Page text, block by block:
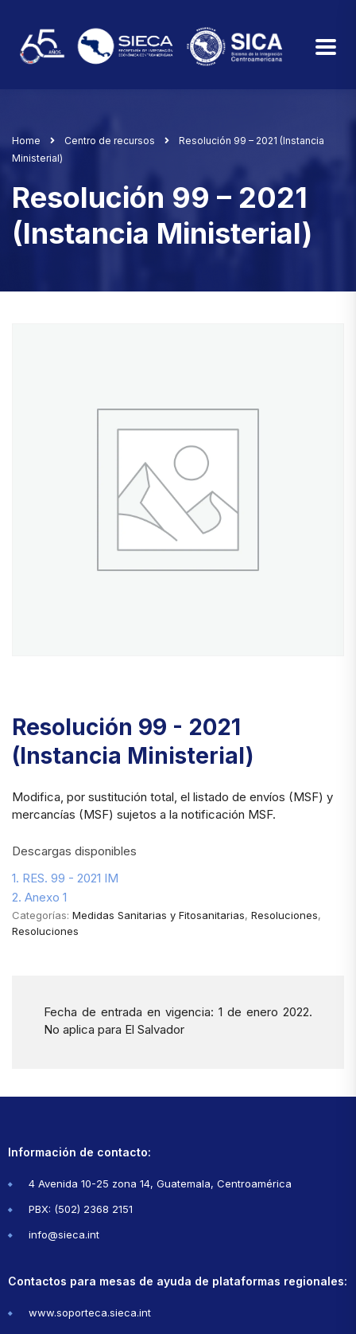
Home Centro de recursos
Resolución 99 – 2021 (Instancia
Ministerial)
Resolución 99 – 2021
(Instancia Ministerial)
Resolución 99 - 2021
(Instancia Ministerial)
Modifica, por sustitución total, el listado de envíos (MSF) y
mercancías (MSF) sujetos a la notificación MSF.
Descargas disponibles
1. RES. 99 - 2021 IM
2. Anexo 1
Categorías: Medidas Sanitarias y Fitosanitarias, Resoluciones,
Resoluciones
Fecha de entrada en vigencia: 1 de enero 2022.
No aplica para El Salvador
Información de contacto:
4 Avenida 10-25 zona 14, Guatemala, Centroamérica
PBX: (502) 2368 2151
info@sieca.int
Contactos para mesas de ayuda de plataformas regionales:
www.soporteca.sieca.int